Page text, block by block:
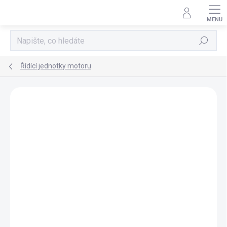
Hledat
Řídící jednotky motoru